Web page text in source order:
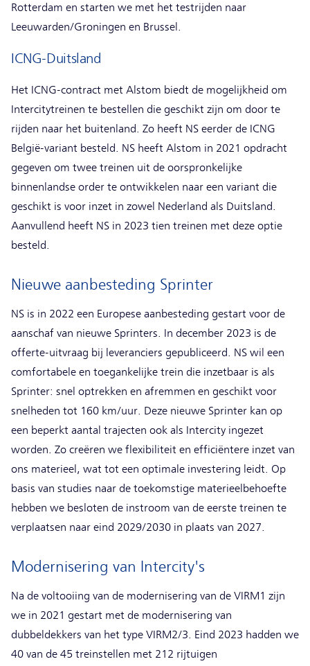
Rotterdam en starten we met het testrijden naar
Leeuwarden/Groningen en Brussel.
ICNG-Duitsland
Het ICNG-contract met Alstom biedt de mogelijkheid om
Intercitytreinen te bestellen die geschikt zijn om door te
rijden naar het buitenland. Zo heeft NS eerder de ICNG
België-variant besteld. NS heeft Alstom in 2021 opdracht
gegeven om twee treinen uit de oorspronkelijke
binnenlandse order te ontwikkelen naar een variant die
geschikt is voor inzet in zowel Nederland als Duitsland.
Aanvullend heeft NS in 2023 tien treinen met deze optie
besteld.
Nieuwe aanbesteding Sprinter
NS is in 2022 een Europese aanbesteding gestart voor de
aanschaf van nieuwe Sprinters. In december 2023 is de
offerte-uitvraag bij leveranciers gepubliceerd. NS wil een
comfortabele en toegankelijke trein die inzetbaar is als
Sprinter: snel optrekken en afremmen en geschikt voor
snelheden tot 160 km/uur. Deze nieuwe Sprinter kan op
een beperkt aantal trajecten ook als Intercity ingezet
worden. Zo creëren we flexibiliteit en efficiëntere inzet van
ons materieel, wat tot een optimale investering leidt. Op
basis van studies naar de toekomstige materieelbehoefte
hebben we besloten de instroom van de eerste treinen te
verplaatsen naar eind 2029/2030 in plaats van 2027.
Modernisering van Intercity's
Na de voltooiing van de modernisering van de VIRM1 zijn
we in 2021 gestart met de modernisering van
dubbeldekkers van het type VIRM2/3. Eind 2023 hadden we
40 van de 45 treinstellen met 212 rijtuigen